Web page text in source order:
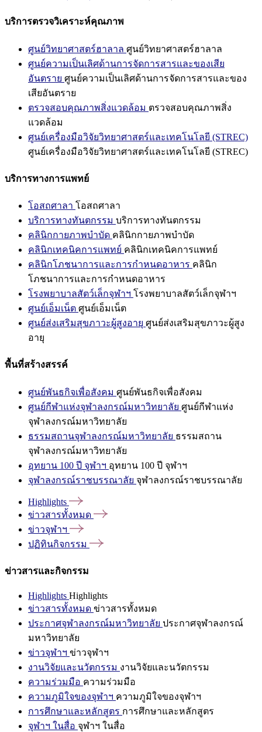
บริการตรวจวิเคราะห์คุณภาพ
ศูนย์วิทยาศาสตร์ฮาลาล ศูนย์วิทยาศาสตร์ฮาลาล
ศูนย์ความเป็นเลิศด้านการจัดการสารและของเสีย
อันตราย ศูนย์ความเป็นเลิศด้านการจัดการสารและของ
เสียอันตราย
ตรวจสอบคุณภาพสิ่งแวดล้อม ตรวจสอบคุณภาพสิ่ง
แวดล้อม
ศูนย์เครื่องมือวิจัยวิทยาศาสตร์และเทคโนโลยี (STREC)
ศูนย์เครื่องมือวิจัยวิทยาศาสตร์และเทคโนโลยี (STREC)
บริการทางการแพทย์
โอสถศาลา โอสถศาลา
บริการทางทันตกรรม บริการทางทันตกรรม
คลินิกกายภาพบำบัด คลินิกกายภาพบำบัด
คลินิกเทคนิคการแพทย์ คลินิกเทคนิคการแพทย์
คลินิกโภชนาการและการกำหนดอาหาร คลินิก
โภชนาการและการกำหนดอาหาร
โรงพยาบาลสัตว์เล็กจุฬาฯ โรงพยาบาลสัตว์เล็กจุฬาฯ
ศูนย์เอ็มเน็ต ศูนย์เอ็มเน็ต
ศูนย์ส่งเสริมสุขภาวะผู้สูงอายุ ศูนย์ส่งเสริมสุขภาวะผู้สูง
อายุ
พื้นที่สร้างสรรค์
ศูนย์พันธกิจเพื่อสังคม ศูนย์พันธกิจเพื่อสังคม
ศูนย์กีฬาแห่งจุฬาลงกรณ์มหาวิทยาลัย ศูนย์กีฬาแห่ง
จุฬาลงกรณ์มหาวิทยาลัย
ธรรมสถานจุฬาลงกรณ์มหาวิทยาลัย ธรรมสถาน
จุฬาลงกรณ์มหาวิทยาลัย
อุทยาน 100 ปี จุฬาฯ อุทยาน 100 ปี จุฬาฯ
จุฬาลงกรณ์ราชบรรณาลัย จุฬาลงกรณ์ราชบรรณาลัย
Highlights
ข่าวสารทั้งหมด
ข่าวจุฬาฯ
ปฏิทินกิจกรรม
ข่าวสารและกิจกรรม
Highlights Highlights
ข่าวสารทั้งหมด ข่าวสารทั้งหมด
ประกาศจุฬาลงกรณ์มหาวิทยาลัย ประกาศจุฬาลงกรณ์
มหาวิทยาลัย
ข่าวจุฬาฯ ข่าวจุฬาฯ
งานวิจัยและนวัตกรรม งานวิจัยและนวัตกรรม
ความร่วมมือ ความร่วมมือ
ความภูมิใจของจุฬาฯ ความภูมิใจของจุฬาฯ
การศึกษาและหลักสูตร การศึกษาและหลักสูตร
จุฬาฯ ในสื่อ จุฬาฯ ในสื่อ